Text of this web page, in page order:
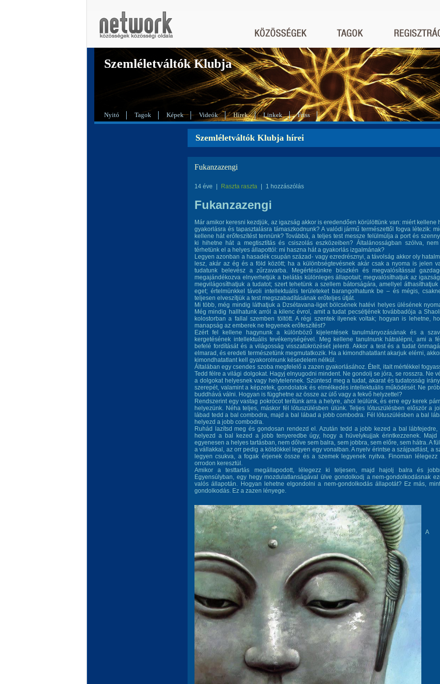
Szemléletváltók Klubja
Nyitó Tagok Képek Videók Hírek Linkek Friss
Szemléletváltók Klubja hírei
Fukanzazengi
14 éve Raszta raszta 1 hozzászólás
Fukanzazengi
Már amikor keresni kezdjük, az igazság akkor is eredendően körülöttünk van: miért kellene
gyakorlásra és tapasztalásra támaszkodnunk? A valódi jármű természettől fogva létezik:
kellene hát erőfeszítést tennünk? Továbbá, a teljes test messze felülmúlja a port és
ki hihetne hát a megtisztítás és csiszolás eszközeiben? Általánosságban szólva,
térhetünk el a helyes állapottól: mi haszna hát a gyakorlás izgalmának?
Legyen azonban a hasadék csupán század- vagy ezredrésznyi, a távolság akkor oly
lesz, akár az ég és a föld között; ha a különbségtevésnek akár csak a nyoma is jelen
tudatunk belevész a zűrzavarba. Megértésünkre büszkén és megvalósítással
megajándékozva elnyerhetjük a belátás különleges állapotait; megvalósíthatjuk az
megvilágosíthatjuk a tudatot; szert tehetünk a szellem bátorságára, amellyel áthasíthatjuk
eget; értelmünkkel távoli intellektuális területeket barangolhatunk be – és mégis,
teljesen elveszítjük a test megszabadításának erőteljes útját.
Mi több, még mindig láthatjuk a Dzsétavana-liget bölcsének hatévi helyes ülésének
Még mindig hallhatunk arról a kilenc évrol, amit a tudat pecsétjének továbbadója a
kolostorban a fallal szemben töltött. A régi szentek ilyenek voltak; hogyan is lehetne,
manapság az emberek ne tegyenek erőfeszítést?
Ezért fel kellene hagynunk a különböző kijelentések tanulmányozásának és a
kergetésének intellektuális tevékenységével. Meg kellene tanulnunk hátralépni, ami a
befelé fordítását és a világosság visszatükrözését jelenti. Akkor a test és a tudat
elmarad, és eredeti természetünk megmutatkozik. Ha a kimondhatatlant akarjuk elérni,
kimondhatatlant kell gyakorolnunk késedelem nélkül.
Általában egy csendes szoba megfelelő a zazen gyakorlásához. Ételt, italt mértékkel
Tedd félre a világi dolgokat. Hagyj elnyugodni mindent. Ne gondolj se jóra, se rosszra. Ne
a dolgokat helyesnek vagy helytelennek. Szüntesd meg a tudat, akarat és tudatosság
szerepét, valamint a képzetek, gondolatok és elmélkedés intellektuális működését. Ne
buddhává válni. Hogyan is függhetne az össze az ülő vagy a fekvő helyzettel?
Rendszerint egy vastag pokrócot terítünk arra a helyre, ahol leülünk, és erre egy kerek
helyezünk. Néha teljes, máskor fél lótuszülésben ülünk. Teljes lótuszülésben először a
lábad tedd a bal combodra, majd a bal lábad a jobb combodra. Fél lótuszülésben a bal
helyezd a jobb combodra.
Ruhád lazítsd meg és gondosan rendezd el. Azután tedd a jobb kezed a bal lábfejedre,
helyezd a bal kezed a jobb tenyeredbe úgy, hogy a hüvelykujjak érintkezzenek. Majd
egyenesen a helyes tartásban, nem dőlve sem balra, sem jobbra, sem előre, sem hátra. A
a vállakkal, az orr pedig a köldökkel legyen egy vonalban. A nyelv érintse a szájpadlást, a
legyen csukva, a fogak érjenek össze és a szemek legyenek nyitva. Finoman lélegezz
orrodon keresztül.
Amikor a testtartás megállapodott, lélegezz ki teljesen, majd hajolj balra és
Egyensúlyban, egy hegy mozdulatlanságával ülve gondolkodj a nem-gondolkodásnak
valós állapotán. Hogyan lehetne elgondolni a nem-gondolkodás állapotát? Ez más,
gondolkodás. Ez a zazen lényege.
A